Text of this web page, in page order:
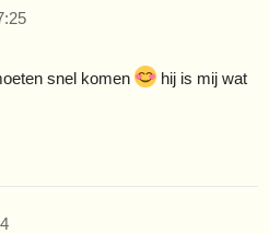
snel komen
hij is mij wat